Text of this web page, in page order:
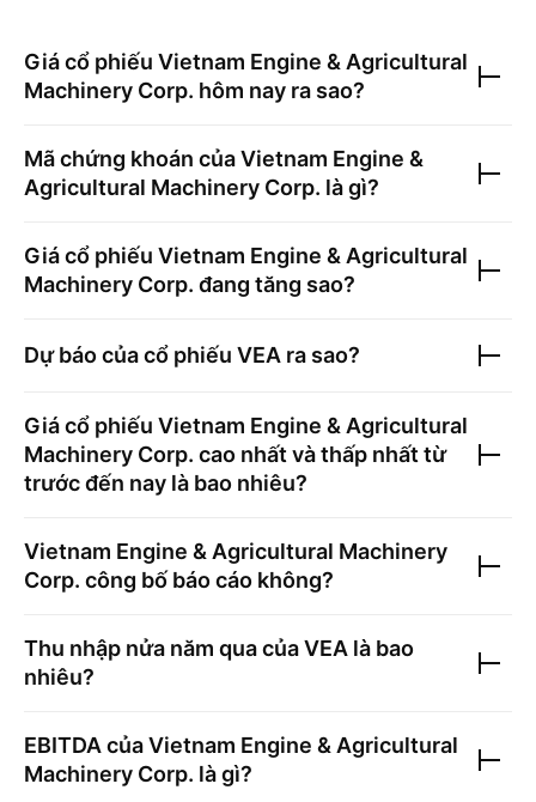
Giá cổ phiếu Vietnam Engine & Agricultural
Machinery Corp. hôm nay ra sao?
Mã chứng khoán củaVietnam Engine &
Agricultural Machinery Corp. là gì?
Giá cổ phiếu Vietnam Engine & Agricultural
Machinery Corp. đang tăng sao?
Dự báo của cổ phiếu VEA ra sao?
Giá cổ phiếu Vietnam Engine & Agricultural
Machinery Corp. cao nhất và thấp nhất từ
trước đến nay là bao nhiêu?
Vietnam Engine & Agricultural Machinery
Corp. công bố báo cáo không?
Thu nhập nửa năm qua củaVEA là bao
nhiêu?
EBITDA củaVietnam Engine & Agricultural
Machinery Corp. là gì?